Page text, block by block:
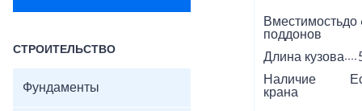
СТРОИТЕЛЬСТВО
Фундаменты
Вместимость
поддонов
до
Длина кузова
Наличие
крана